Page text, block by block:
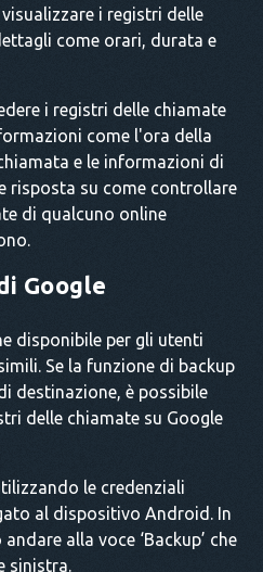
i registri delle
come orari, durata e
i registri delle chiamate
come l'ora della
e le informazioni di
risposta su come controllare
di qualcuno online
Google
disponibile per gli utenti
Se la funzione di backup
destinazione, è possibile
delle chiamate su Google
le credenziali
al dispositivo Android. In
alla voce ‘Backup’ che
sinistra.